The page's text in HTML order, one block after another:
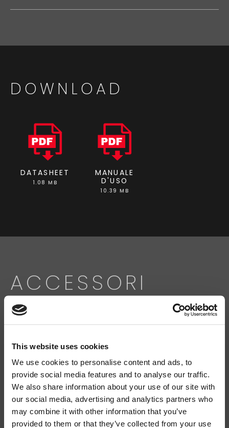
This website uses cookies
We use cookies to personalise content and ads, to
provide social media features and to analyse our traffic.
We also share information about your use of our site with
our social media, advertising and analytics partners who
may combine it with other information that you’ve
provided to them or that they’ve collected from your use
DOWNLOAD
DATASHEET
1.08 MB
MANUALE
D'USO
10.39 MB
ACCESSORI
SL-C 112